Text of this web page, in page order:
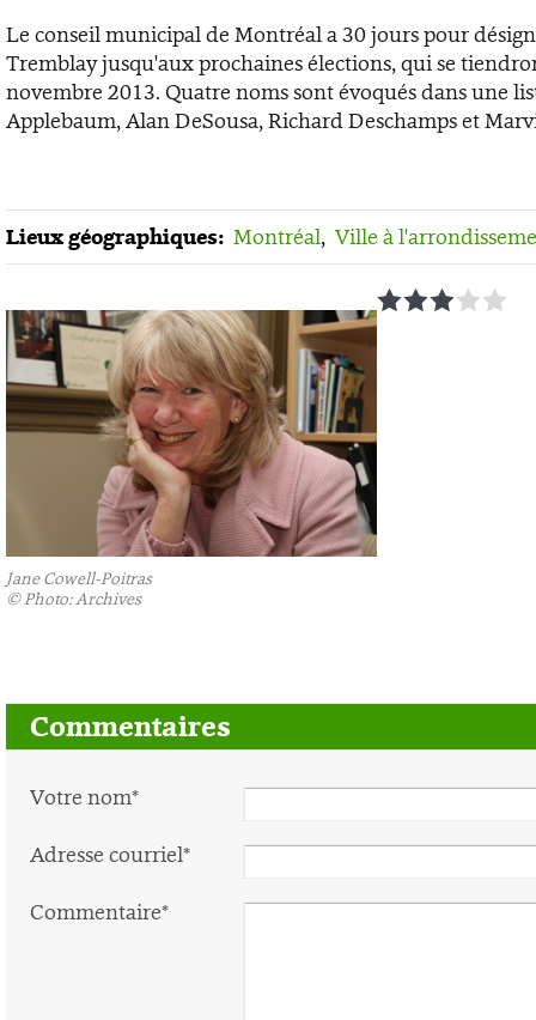
Le conseil municipal de Montréal a 30 jours pour
Tremblay jusqu'aux prochaines élections, qui se
novembre 2013. Quatre noms sont évoqués dans une
Applebaum, Alan DeSousa, Richard Deschamps et
Lieux géographiques: Montréal, Ville à
Jane Cowell-Poitras
©Photo: Archives
1 2 3 4 5
Commentaires
Votre nom*
Adresse courriel*
Commentaire*